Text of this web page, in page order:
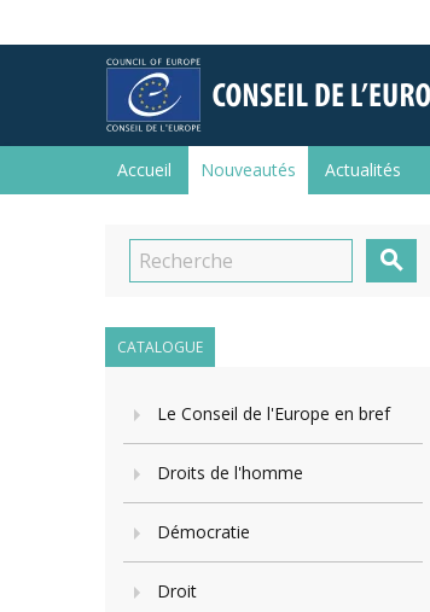
Accueil Nouveautés Actualités

CATALOGUE
Le Conseil de l'Europe en bref
Droits de l'homme
Démocratie
Droit